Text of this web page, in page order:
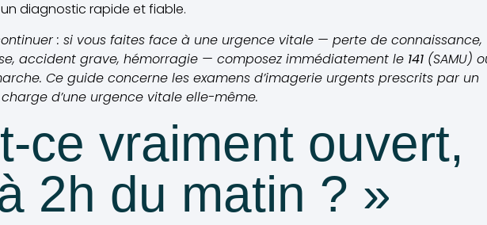
diagnostic rapide et fiable.
: si vous faites face à une urgence vitale — perte de connaissance,
accident grave, hémorragie — composez immédiatement le 141 (SAMU)
Ce guide concerne les examens d’imagerie urgents prescrits par un
d’une urgence vitale elle-même.
ce vraiment ouvert,
2h du matin ? »